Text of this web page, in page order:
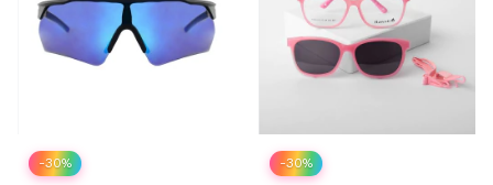
-30% -30%